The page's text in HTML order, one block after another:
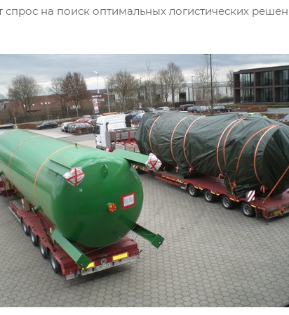
спрос на поиск оптимальных логистических